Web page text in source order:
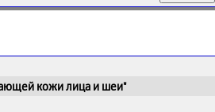
кожи лица и шеи"